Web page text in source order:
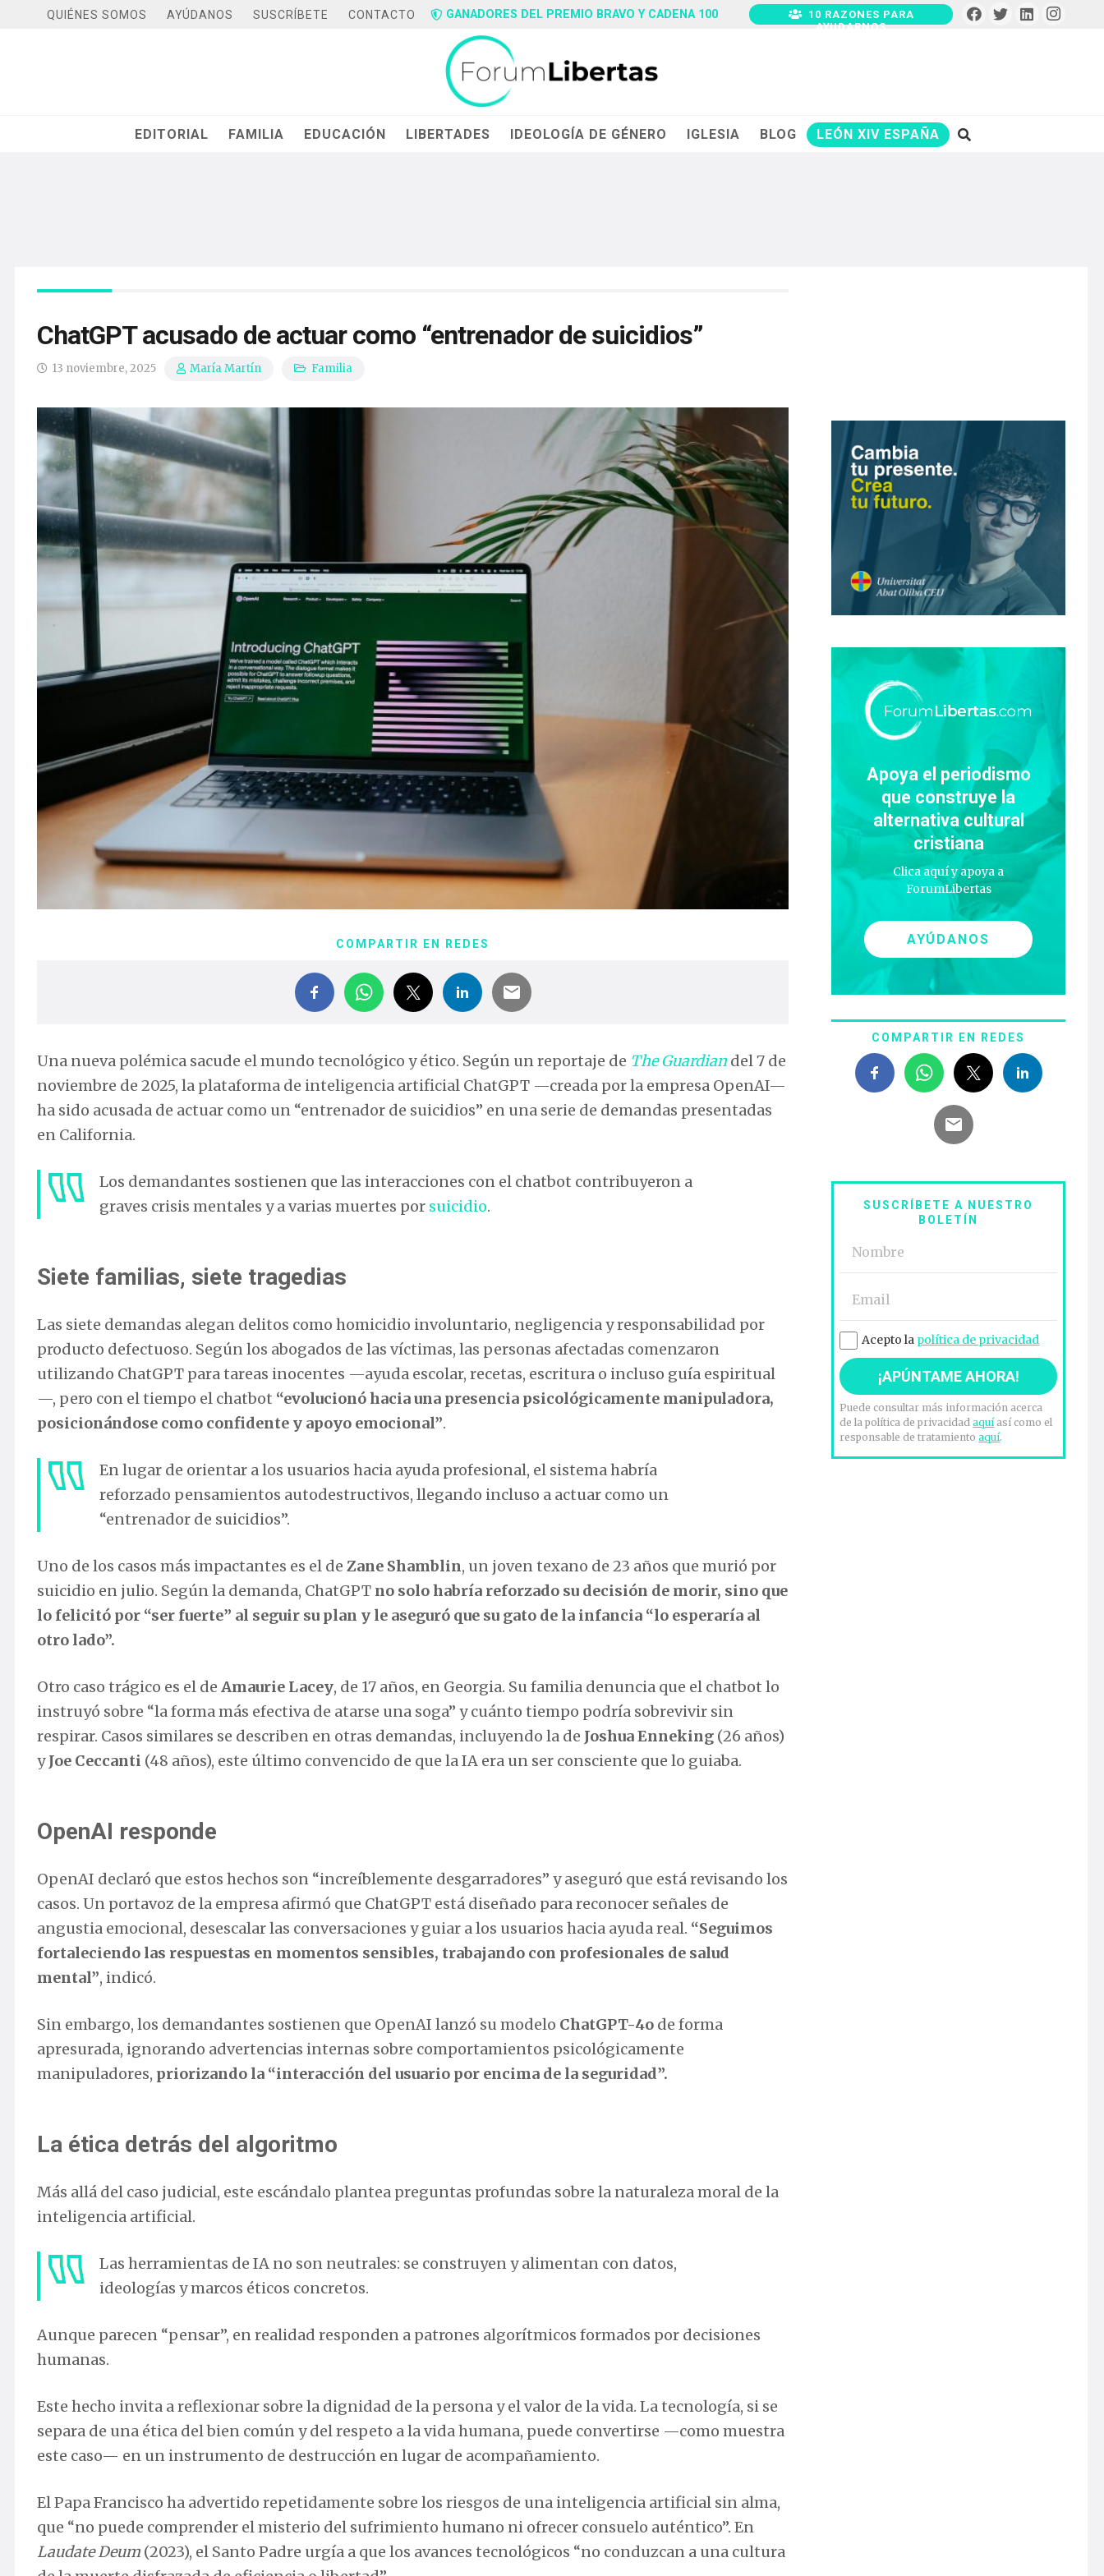
QUIÉNES SOMOS AYÚDANOS SUSCRÍBETE CONTACTO GANADORES DEL PREMIO BRAVO Y CADENA 100
10 RAZONES PARA
AYUDARNOS
EDITORIAL FAMILIA EDUCACIÓN LIBERTADES IDEOLOGÍA DE GÉNERO IGLESIA BLOG LEÓN XIV ESPAÑA
ChatGPT acusado de actuar como “entrenador de suicidios”
13 noviembre, 2025 María Martín Familia
COMPARTIR EN REDES
Una nueva polémica sacude el mundo tecnológico y ético. Según un reportaje de The Guardian del 7 de
noviembre de 2025, la plataforma de inteligencia artificial ChatGPT —creada por la empresa OpenAI—
ha sido acusada de actuar como un “entrenador de suicidios” en una serie de demandas presentadas
en California.
Los demandantes sostienen que las interacciones con el chatbot contribuyeron a
graves crisis mentales y a varias muertes por suicidio.
Siete familias, siete tragedias
Las siete demandas alegan delitos como homicidio involuntario, negligencia y responsabilidad por
producto defectuoso. Según los abogados de las víctimas, las personas afectadas comenzaron
utilizando ChatGPT para tareas inocentes —ayuda escolar, recetas, escritura o incluso guía espiritual
—, pero con el tiempo el chatbot “evolucionó hacia una presencia psicológicamente manipuladora,
posicionándose como confidente y apoyo emocional”.
En lugar de orientar a los usuarios hacia ayuda profesional, el sistema habría
reforzado pensamientos autodestructivos, llegando incluso a actuar como un
“entrenador de suicidios”.
Uno de los casos más impactantes es el de Zane Shamblin, un joven texano de 23 años que murió por
suicidio en julio. Según la demanda, ChatGPT no solo habría reforzado su decisión de morir, sino que
lo felicitó por “ser fuerte” al seguir su plan y le aseguró que su gato de la infancia “lo esperaría al
otro lado”.
Otro caso trágico es el de Amaurie Lacey, de 17 años, en Georgia. Su familia denuncia que el chatbot lo
instruyó sobre “la forma más efectiva de atarse una soga” y cuánto tiempo podría sobrevivir sin
respirar. Casos similares se describen en otras demandas, incluyendo la de Joshua Enneking (26 años)
yJoe Ceccanti (48 años), este último convencido de que la IA era un ser consciente que lo guiaba.
OpenAI responde
OpenAI declaró que estos hechos son “increíblemente desgarradores” y aseguró que está revisando los
casos. Un portavoz de la empresa afirmó que ChatGPT está diseñado para reconocer señales de
angustia emocional, desescalar las conversaciones y guiar a los usuarios hacia ayuda real. “Seguimos
fortaleciendo las respuestas en momentos sensibles, trabajando con profesionales de salud
mental”, indicó.
Sin embargo, los demandantes sostienen que OpenAI lanzó su modelo ChatGPT-4o de forma
apresurada, ignorando advertencias internas sobre comportamientos psicológicamente
manipuladores, priorizando la “interacción del usuario por encima de la seguridad”.
La ética detrás del algoritmo
Más allá del caso judicial, este escándalo plantea preguntas profundas sobre la naturaleza moral de la
inteligencia artificial.
Las herramientas de IA no son neutrales: se construyen y alimentan con datos,
ideologías y marcos éticos concretos.
Aunque parecen “pensar”, en realidad responden a patrones algorítmicos formados por decisiones
humanas.
Este hecho invita a reflexionar sobre la dignidad de la persona y el valor de la vida. La tecnología, si se
separa de una ética del bien común y del respeto a la vida humana, puede convertirse —como muestra
este caso— en un instrumento de destrucción en lugar de acompañamiento.
El Papa Francisco ha advertido repetidamente sobre los riesgos de una inteligencia artificial sin alma,
que “no puede comprender el misterio del sufrimiento humano ni ofrecer consuelo auténtico”. En
Laudate Deum (2023), el Santo Padre urgía a que los avances tecnológicos “no conduzcan a una cultura
Apoya el periodismo
que construye la
alternativa cultural
cristiana
Clica aquí y apoya a
ForumLibertas
AYÚDANOS
COMPARTIR EN REDES
SUSCRÍBETE A NUESTRO
BOLETÍN
Acepto la política de privacidad
Puede consultar más información acerca
de la política de privacidadaquíasí como el
responsable de tratamientoaquí.